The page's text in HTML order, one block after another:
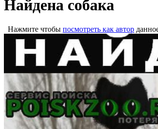
Найдена собака
Нажмите чтобы посмотреть как автор